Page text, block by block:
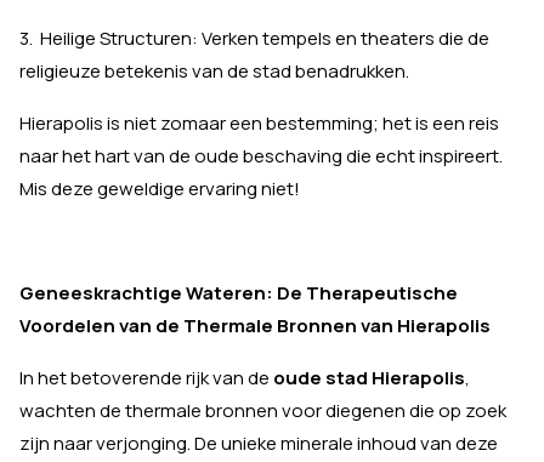
3. Heilige Structuren: Verken tempels en theaters die de
religieuze betekenis van de stad benadrukken.
Hierapolis is niet zomaar een bestemming; het is een reis
naar het hart van de oude beschaving die echt inspireert.
Mis deze geweldige ervaring niet!
Geneeskrachtige Wateren: De Therapeutische
Voordelen van de Thermale Bronnen van Hierapolis
In het betoverende rijk van de oude stad Hierapolis,
wachten de thermale bronnen voor diegenen die op zoek
zijn naar verjonging. De unieke minerale inhoud van deze